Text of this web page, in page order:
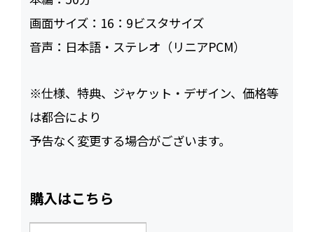
画面サイズ： 16：9ビスタサイズ
音声： 日本語・ステレオ（リニアPCM）
※仕様、特典、ジャケット・デザイン、価格等
は都合により
予告なく変更する場合がございます。
購入はこちら